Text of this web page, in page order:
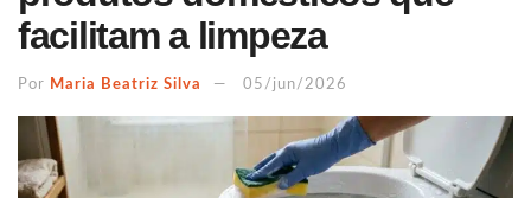
facilitam a limpeza
Por Maria Beatriz Silva 05/jun/2026